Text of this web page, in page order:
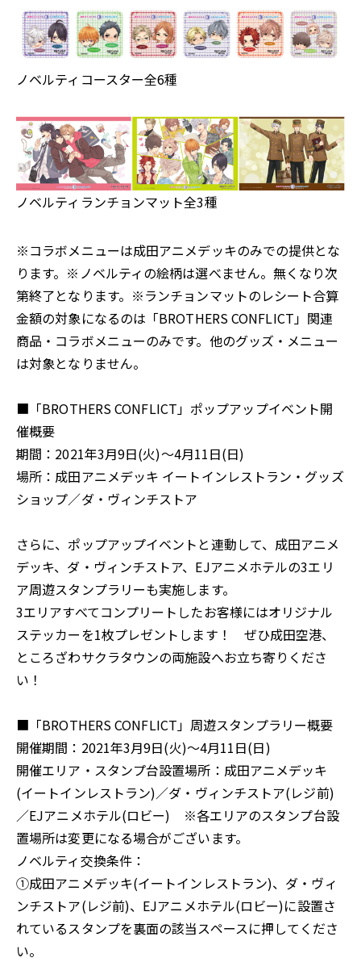
ノベルティコースター全6種
ノベルティランチョンマット全3種
※コラボメニューは成田アニメデッキのみでの提供とな
ります。※ノベルティの絵柄は選べません。無くなり次
第終了となります。※ランチョンマットのレシート合算
金額の対象になるのは「BROTHERS CONFLICT」関連
商品・コラボメニューのみです。他のグッズ・メニュー
は対象となりません。
■「BROTHERS CONFLICT」ポップアップイベント開
催概要
期間：2021年3月9日(火)～4月11日(日)
場所：成田アニメデッキ イートインレストラン・グッズ
ショップ／ダ・ヴィンチストア
さらに、ポップアップイベントと連動して、成田アニメ
デッキ、ダ・ヴィンチストア、EJアニメホテルの3エリ
ア周遊スタンプラリーも実施します。
3エリアすべてコンプリートしたお客様にはオリジナル
ステッカーを1枚プレゼントします！ ぜひ成田空港、
ところざわサクラタウンの両施設へお立ち寄りくださ
い！
■「BROTHERS CONFLICT」周遊スタンプラリー概要
開催期間：2021年3月9日(火)～4月11日(日)
開催エリア・スタンプ台設置場所：成田アニメデッキ
(イートインレストラン)／ダ・ヴィンチストア(レジ前)
／EJアニメホテル(ロビー) ※各エリアのスタンプ台設
置場所は変更になる場合がございます。
ノベルティ交換条件：
①成田アニメデッキ(イートインレストラン)、ダ・ヴィ
ンチストア(レジ前)、EJアニメホテル(ロビー)に設置さ
れているスタンプを裏面の該当スペースに押してくださ
い。